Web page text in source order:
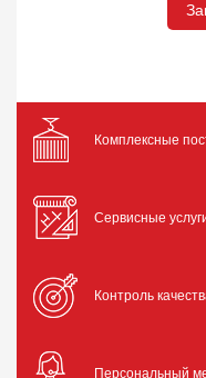
Комплексные
Сервисные
Контроль
Персональный